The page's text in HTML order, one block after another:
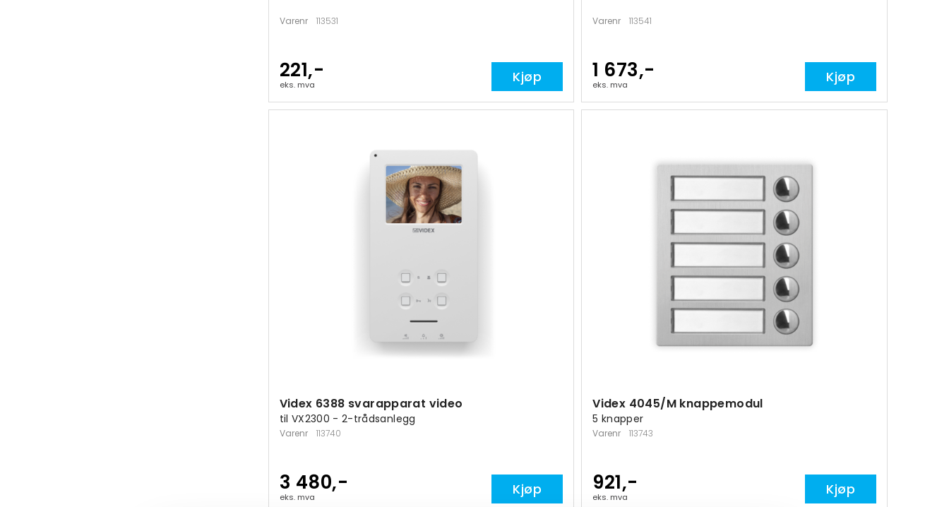
Varenr 113531
221,-
eks. mva Kjøp
Varenr 113541
1 673,-
eks. mva Kjøp
Videx 6388 svarapparat video
til VX2300 - 2-trådsanlegg
Varenr 113740
3 480,-
eks. mva Kjøp
Videx 4045/M knappemodul
5 knapper
Varenr 113743
921,-
eks. mva Kjøp